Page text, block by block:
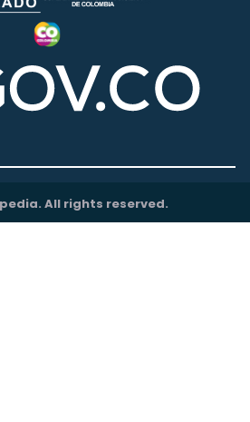
All rights reserved.